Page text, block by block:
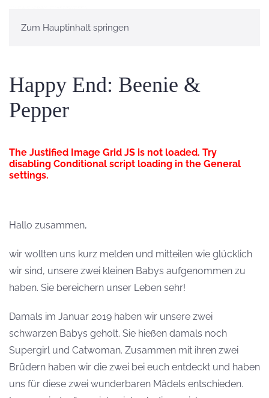
Zum Hauptinhalt springen
Happy End: Beenie &
Pepper
The Justified Image Grid JS is not loaded. Try
disabling Conditional script loading in the General
settings.
Hallo zusammen,
wir wollten uns kurz melden und mitteilen wie glücklich
wir sind, unsere zwei kleinen Babys aufgenommen zu
haben. Sie bereichern unser Leben sehr!
Damals im Januar 2019 haben wir unsere zwei
schwarzen Babys geholt. Sie hießen damals noch
Supergirl und Catwoman. Zusammen mit ihren zwei
Brüdern haben wir die zwei bei euch entdeckt und haben
uns für diese zwei wunderbaren Mädels entschieden.